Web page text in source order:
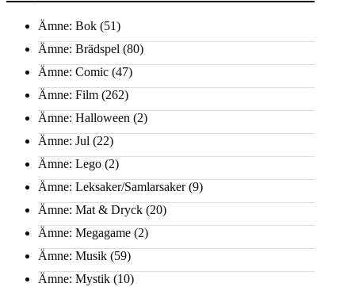
Ämne: Bok (51)
Ämne: Brädspel (80)
Ämne: Comic (47)
Ämne: Film (262)
Ämne: Halloween (2)
Ämne: Jul (22)
Ämne: Lego (2)
Ämne: Leksaker/Samlarsaker(9)
Ämne: Mat & Dryck (20)
Ämne: Megagame (2)
Ämne: Musik (59)
Ämne: Mystik (10)